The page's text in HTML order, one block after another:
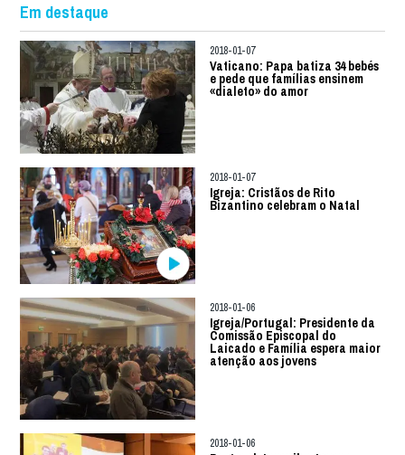
Em destaque
2018-01-07
Vaticano: Papa batiza 34 bebés
e pede que famílias ensinem
«dialeto» do amor
2018-01-07
Igreja: Cristãos de Rito
Bizantino celebram o Natal
2018-01-06
Igreja/Portugal: Presidente da
Comissão Episcopal do
Laicado e Família espera maior
atenção aos jovens
2018-01-06